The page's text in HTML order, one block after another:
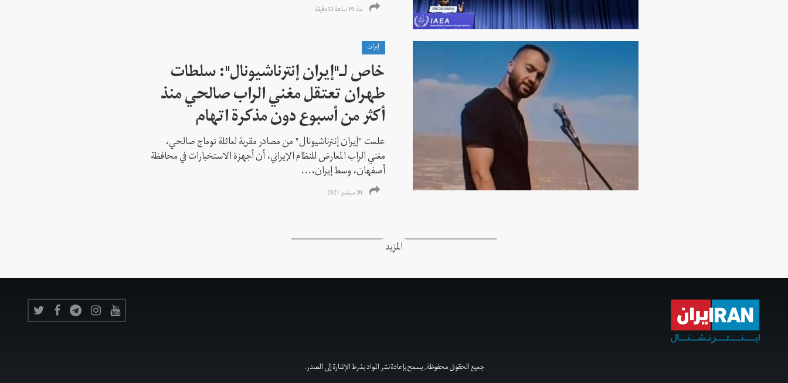
منذ 19 ساعة 32 دقیقة
إيران
خاص لـ"إيران إنترناشيونال": سلطات
طهران تعتقل مغني الراب صالحي منذ
أكثر من أسبوع دون مذكرة اتهام
علمت "إيران إنترناشيونال" من مصادر مقربة لعائلة توماج صالحي،
مغني الراب المعارض للنظام الإيراني، أن أجهزة الاستخبارات في محافظة
أصفهان، وسط إيران،...
20 سبتمبر 2021
المزيد
جميع الحقوق محفوظة, يسمح بإعادة نشر المواد بشرط الإشارة إلى المصدر.